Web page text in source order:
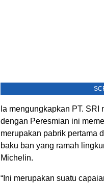
Ia mengungkapkan PT.
dengan Peresmian ini
merupakan pabrik pertama
baku ban yang ramah
Michelin.
“Ini merupakan suatu